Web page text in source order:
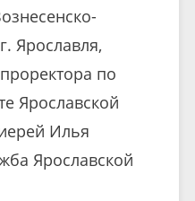
Ярославля,
по
Ярославской
Илья
Ярославской